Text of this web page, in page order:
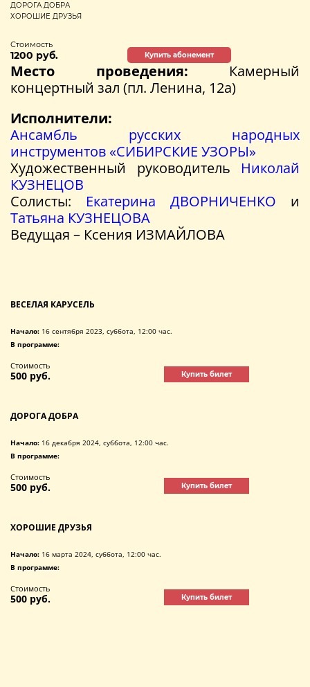
ДОРОГА ДОБРА
ХОРОШИЕ ДРУЗЬЯ
Стоимость
1200 руб. Купить абонемент
Место проведения: Камерный
концертный зал (пл. Ленина, 12а)
Исполнители:
Ансамбль русских народных
инструментов «СИБИРСКИЕ УЗОРЫ»
Художественный руководитель Николай
КУЗНЕЦОВ
Солисты: Екатерина ДВОРНИЧЕНКО и
Татьяна КУЗНЕЦОВА
Ведущая – Ксения ИЗМАЙЛОВА
ВЕСЕЛАЯ КАРУСЕЛЬ
Начало: 16 сентября 2023, суббота, 12:00 час.
В программе:
Стоимость
500 руб. Купить билет
ДОРОГА ДОБРА
Начало: 16 декабря 2024, суббота, 12:00 час.
В программе:
Стоимость
500 руб. Купить билет
ХОРОШИЕ ДРУЗЬЯ
Начало: 16 марта 2024, суббота, 12:00 час.
В программе:
Стоимость
500 руб. Купить билет